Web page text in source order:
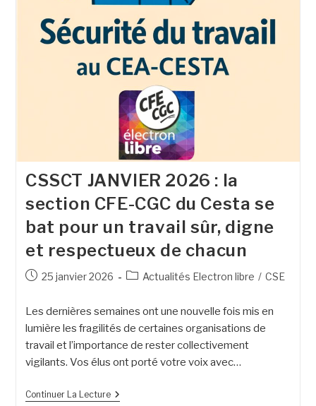
CSSCT JANVIER 2026 : la
section CFE-CGC du Cesta se
bat pour un travail sûr, digne
et respectueux de chacun
25 janvier 2026 Actualités Electron libre / CSE
Les dernières semaines ont une nouvelle fois mis en
lumière les fragilités de certaines organisations de
travail et l’importance de rester collectivement
vigilants. Vos élus ont porté votre voix avec…
Continuer La Lecture